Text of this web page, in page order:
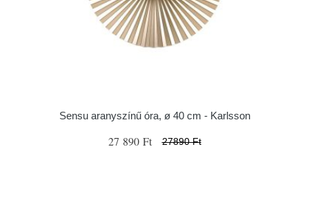
Sensu aranyszínű óra, ø 40 cm - Karlsson
27 890 Ft 27890 Ft